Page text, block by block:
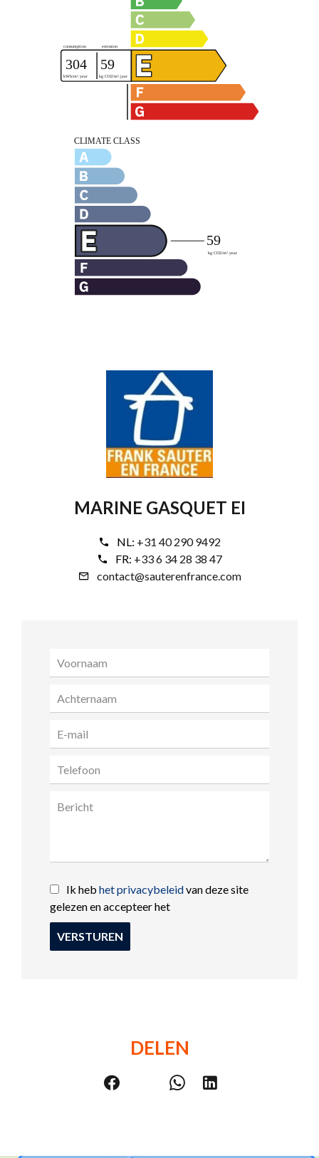
MARINE GASQUET EI
NL: +31 40 290 9492
FR: +33 6 34 28 38 47
contact@sauterenfrance.com
Ik heb het privacybeleidvan deze site
gelezen en accepteer het
VERSTUREN
DELEN